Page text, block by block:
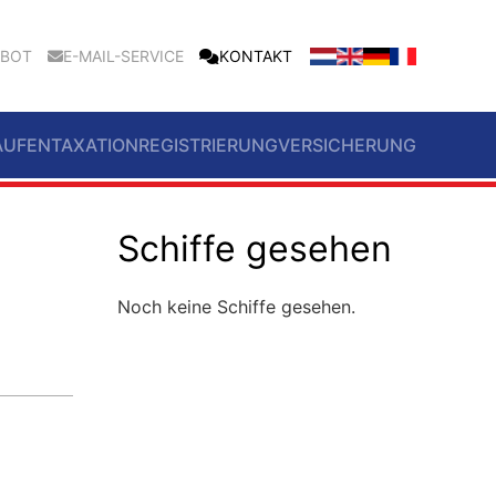
E-MAIL-SERVICE KONTAKT
TAXATIONREGISTRIERUNGVERSICHERUNG
Schiffe gesehen
Noch keine Schiffe gesehen.